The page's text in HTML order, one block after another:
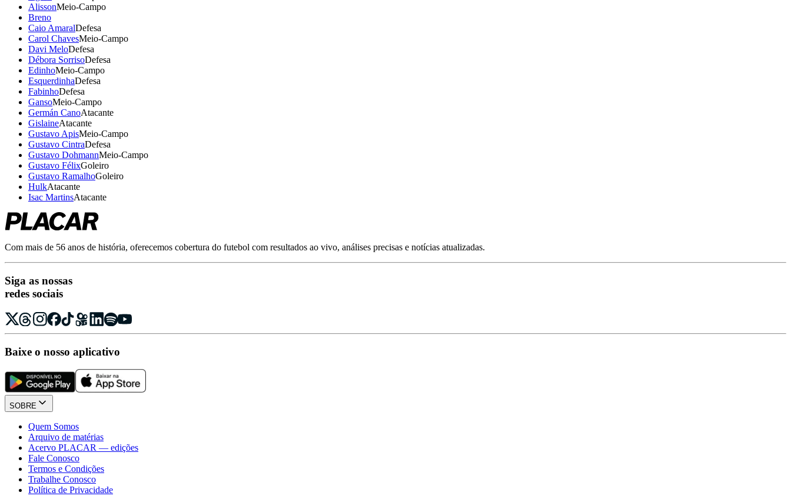
AlissonMeio-Campo
Breno
Caio AmaralDefesa
Carol ChavesMeio-Campo
Davi MeloDefesa
Débora SorrisoDefesa
EdinhoMeio-Campo
EsquerdinhaDefesa
FabinhoDefesa
GansoMeio-Campo
Germán CanoAtacante
GislaineAtacante
Gustavo ApisMeio-Campo
Gustavo CintraDefesa
Gustavo DohmannMeio-Campo
Gustavo FélixGoleiro
Gustavo RamalhoGoleiro
HulkAtacante
Isac MartinsAtacante
Com mais de 56 anos de história, oferecemos cobertura do futebol com resultados ao vivo, análises precisas e notícias atualizadas.
Siga as nossas
redes sociais
Baixe o nosso aplicativo
SOBRE
Quem Somos
Arquivo de matérias
Acervo PLACAR — edições
Fale Conosco
Termos e Condições
Trabalhe Conosco
Política de Privacidade